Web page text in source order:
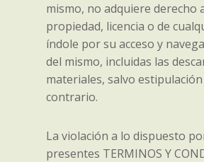
mismo, no adquiere derecho
propiedad, licencia o de
índole por su acceso y
del mismo, incluidas las
materiales, salvo
contrario.
La violación a lo dispuesto
presentes TERMINOS Y